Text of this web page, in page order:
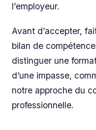
l’employeur.
Avant d’accepter,
bilan de
distinguer une
d’une impasse,
notre approche du
professionnelle.